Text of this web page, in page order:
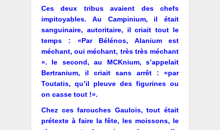
Ces deux tribus avaient des chefs
impitoyables. Au Campinium, il était
sanguinaire, autoritaire, il criait tout le
temps : «Par Bélénos, Alanium est
méchant, oui méchant, très très méchant
». le second, au MCKnium, s’appelait
Bertranium, il criait sans arrêt : «par
Toutatis, qu’il pleuve des figurines ou
on casse tout !».
Chez ces farouches Gaulois, tout était
prétexte à faire la fête, les moissons, le